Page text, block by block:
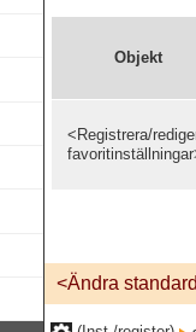
Objekt
<Registrera/
<Ändra